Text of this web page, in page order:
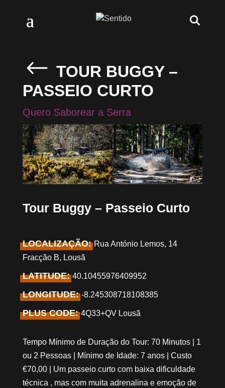
TOUR BUGGY –
PASSEIO CURTO
Quero Saborear a Serra
Tour Buggy – Passeio Curto
LOCALIZAÇÃO: Rua António Lemos, 14
Fracção B, Lousã
LATITUDE:40.10455976409952
LONGITUDE:-8.245308718108385
PLUS CODE:4Q33+QV Lousã
Tempo Mínimo de Duração do Tour: 70 Minutos | 1
ou 2 Pessoas | Mínimo de Idade: 7 anos | Custo
€70,00 | Um passeio curto com baixa dificuldade
técnica , mas com muita adrenalina e emoção de